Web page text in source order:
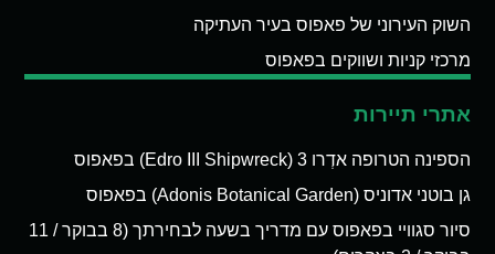
השוק העירוני של פאפוס בעיר העתיקה
מרכזי קניות ושווקים בפאפוס
אתרי תיירות
הספינה הטרופה אדְרו 3 (Edro III Shipwreck) בפאפוס
גן בוטני אדוניס (Adonis Botanical Garden) בפאפוס
סיור סגוויי בפאפוס עם מדריך בשעה לבחירתך (8 בבוקר / 11